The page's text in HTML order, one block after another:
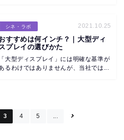
シネ・ラボ 2021.10.25
すすめは何インチ？｜大型ディ
スプレイの選びかた
「大型ディスプレイ」には明確な基準が
るわけではありませんが、当社では...
3 4 5 ...